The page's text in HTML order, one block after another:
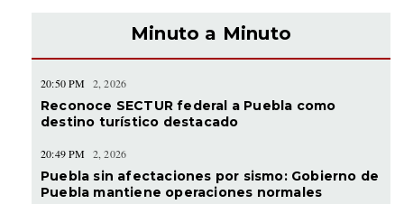
Minuto a Minuto
20:50 PM 2, 2026
Reconoce SECTUR federal a Puebla como
destino turístico destacado
20:49 PM 2, 2026
Puebla sin afectaciones por sismo: Gobierno de
Puebla mantiene operaciones normales